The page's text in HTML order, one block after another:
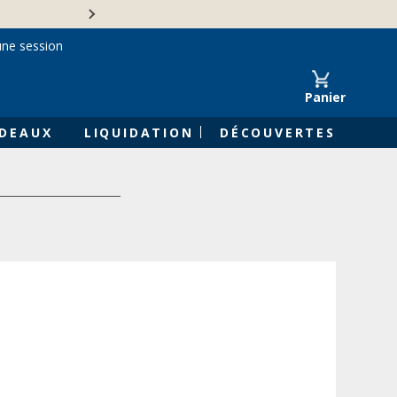
Panier
LIQUIDATION DÉCOUVERTES
session